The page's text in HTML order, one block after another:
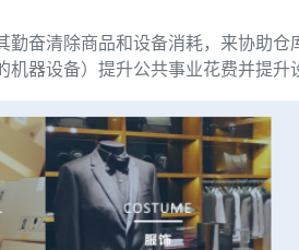
奋清除商品和设备消耗，来协助
器设备）提升公共事业花费并提升